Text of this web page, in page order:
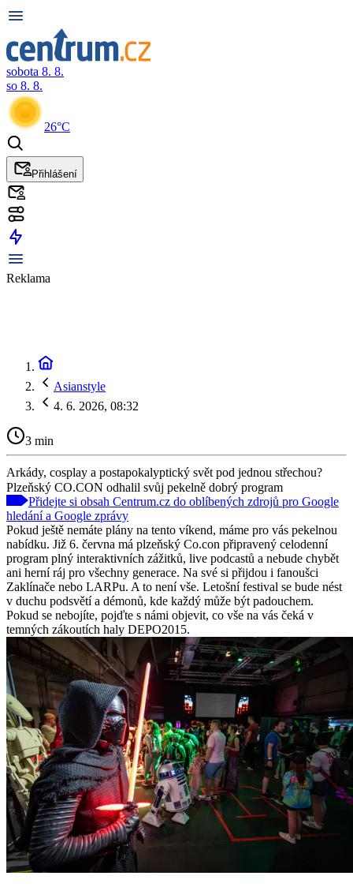
sobota 8. 8.
so 8. 8.
26°C
Přihlášení
Reklama
Asianstyle
4. 6. 2026, 08:32
3 min
Arkády, cosplay a postapokalyptický svět pod jednou střechou?
Plzeňský CO.CON odhalil svůj pekelně dobrý program
Přidejte si obsah Centrum.cz do oblíbených zdrojů pro Google
hledání a Google zprávy
Pokud ještě nemáte plány na tento víkend, máme pro vás pekelnou
nabídku. Již 6. června má plzeňský Co.con připravený celodenní
program plný interaktivních zážitků, live podcastů a nebude chybět
ani herní ráj pro všechny generace. Na své si přijdou i fanoušci
Zaklínače nebo LARPu. A to není vše. Letošní festival se bude nést
v duchu podsvětí a démonů, kde každý může být padouchem.
Pokud se nebojíte, pojďte s námi objevit, co vše na vás čeká v
temných zákoutích haly DEPO2015.